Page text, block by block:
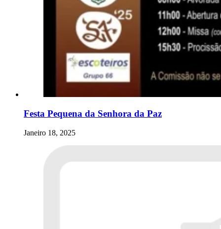
Festa Pequena da Senhora da Paz
Janeiro 18, 2025